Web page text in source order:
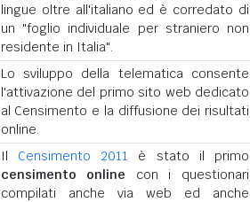
lingue oltre all'italiano ed è corredato di
un "foglio individuale per straniero non
residente in Italia".
Lo sviluppo della telematica consente
l'attivazione del primo sito web dedicato
al Censimento e la diffusione dei risultati
online.
Il Censimento 2011 è stato il primo
censimento online con i questionari
compilati anche via web ed anche